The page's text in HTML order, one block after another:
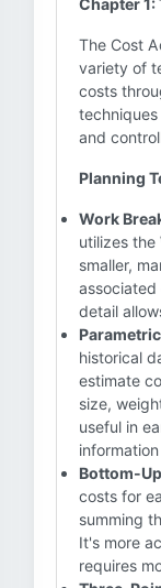
Chapter 1:
The Cost
variety of
costs
and
Planning
Work
utilizes the
smaller,
associated
detail
historical
estimate
size,
useful in
Bottom-
costs for
summing
It's more
requires